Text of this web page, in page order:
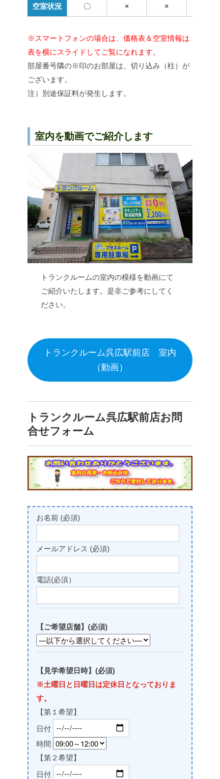
※スマートフォンの場合は、価格表＆空室情報は
表を横にスライドしてご覧になれます。
部屋番号隣の※印のお部屋は、切り込み（柱）が
ございます。
注）別途保証料が発生します。
室内を動画でご紹介します
トランクルームの室内の模様を動画にて
ご紹介いたします。是非ご参考にしてく
ださい。
トランクルーム呉広駅前店 室内
（動画）
トランクルーム呉広駅前店お問
合せフォーム
お名前 (必須)
メールアドレス (必須)
電話(必須）
【ご希望店舗】(必須)
【見学希望日時】(必須)
※土曜日と日曜日は定休日となっておりま
す。
【第１希望】
日付
時間
【第２希望】
日付